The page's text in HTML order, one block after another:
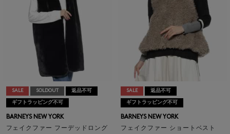
SALE SOLDOUT 返品不可
ギフトラッピング不可
BARNEYS NEW YORK
フェイクファー フーデッドロング
SALE 返品不可
ギフトラッピング不可
BARNEYS NEW YORK
フェイクファー ショートベスト